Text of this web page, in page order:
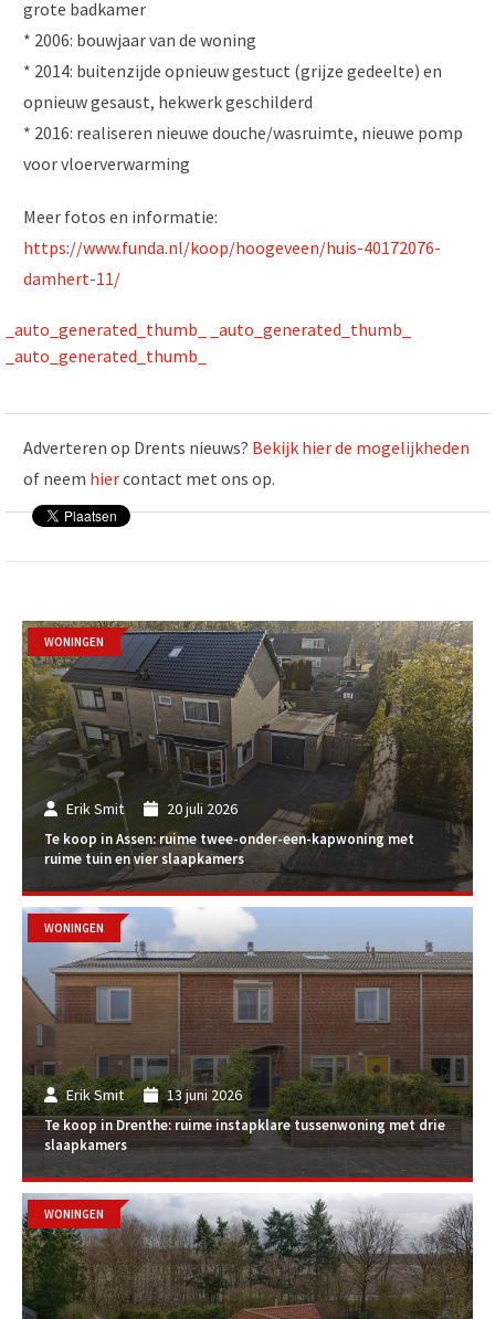
grote badkamer
* 2006: bouwjaar van de woning
* 2014: buitenzijde opnieuw gestuct (grijze gedeelte) en
opnieuw gesaust, hekwerk geschilderd
* 2016: realiseren nieuwe douche/wasruimte, nieuwe pomp
voor vloerverwarming
Meer fotos en informatie:
https://www.funda.nl/koop/hoogeveen/huis-40172076-
damhert-11/
_auto_generated_thumb_
_auto_generated_thumb_
_auto_generated_thumb_
Adverteren op Drents nieuws? Bekijk hier de mogelijkheden
of neem hiercontact met ons op.
Erik Smit 20 juli 2026
Te koop in Assen: ruime twee-onder-een-kapwoning met
ruime tuin en vier slaapkamers
WONINGEN
Erik Smit 13 juni 2026
Te koop in Drenthe: ruime instapklare tussenwoning met drie
slaapkamers
WONINGEN
WONINGEN